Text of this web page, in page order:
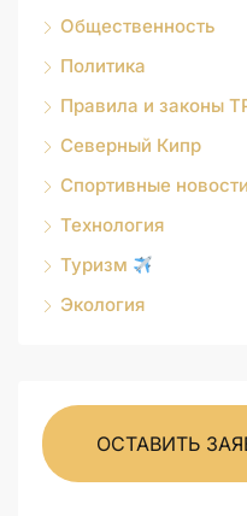
Общественность
Политика
Правила и законы
Северный Кипр
Спортивные новости
Технология
Туризм
Экология
ОСТАВИТЬ